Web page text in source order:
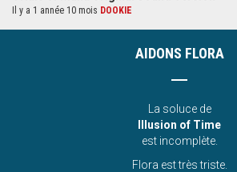
Il y a 1 année 10 mois DOOKIE
AIDONS FLORA
La soluce de
Illusion of Time
est incomplète.
Flora est très triste.